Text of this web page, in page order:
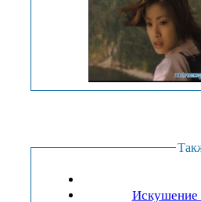
Искушение